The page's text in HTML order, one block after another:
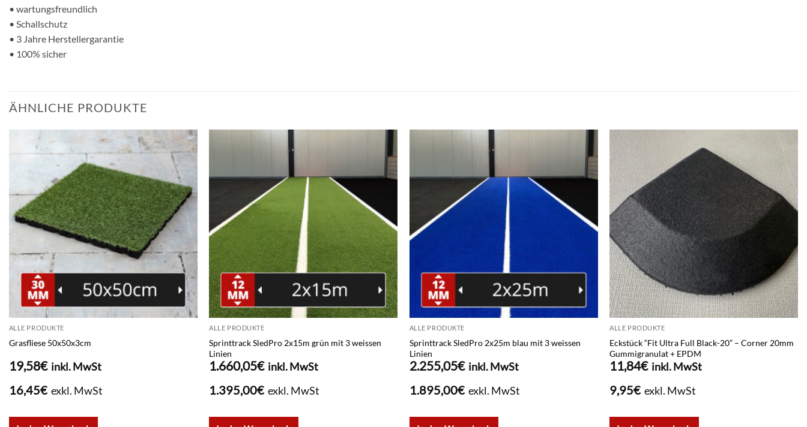
• wartungsfreundlich
• Schallschutz
• 3 Jahre Herstellergarantie
• 100% sicher
ÄHNLICHE PRODUKTE
ALLE PRODUKTE
Grasfliese 50x50x3cm
19,58€inkl. MwSt
16,45€exkl. MwSt
ALLE PRODUKTE
Sprinttrack SledPro 2x15m grün mit 3 weissen
Linien
1.660,05€inkl. MwSt
1.395,00€exkl. MwSt
ALLE PRODUKTE
Sprinttrack SledPro 2x25m blau mit 3 weissen
Linien
2.255,05€inkl. MwSt
1.895,00€exkl. MwSt
ALLE PRODUKTE
Eckstück “Fit Ultra Full Black-20” – Corner 20mm
Gummigranulat + EPDM
11,84€inkl. MwSt
9,95€exkl. MwSt